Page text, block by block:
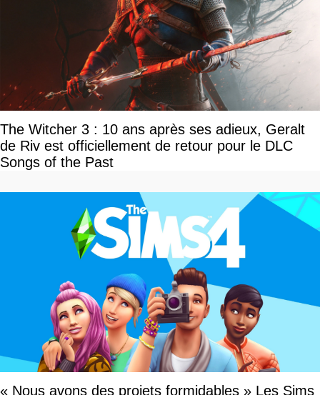
The Witcher 3 : 10 ans après ses adieux, Geralt
de Riv est officiellement de retour pour le DLC
Songs of the Past
« Nous avons des projets formidables » Les Sims